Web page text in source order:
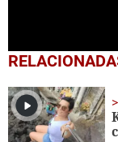
0
seconds
1
minute,
1
second